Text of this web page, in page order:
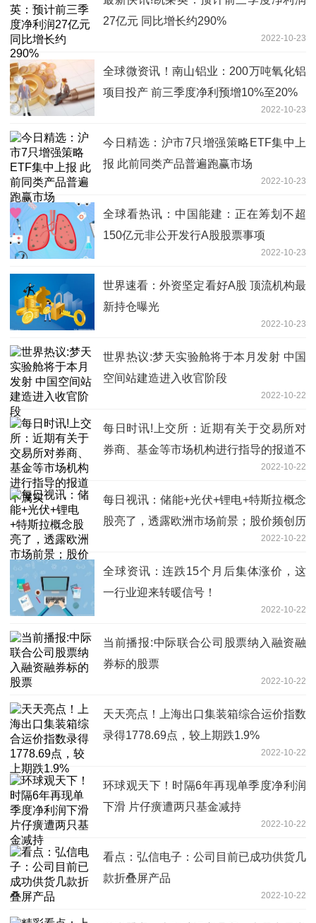
27亿元 同比增长约290%
2022-10-23
全球微资讯！南山铝业：200万吨氧化铝
项目投产 前三季度净利预增10%至20%
2022-10-23
今日精选：沪市7只增强策略ETF集中上
报 此前同类产品普遍跑赢市场
2022-10-23
全球看热讯：中国能建：正在筹划不超
150亿元非公开发行A股股票事项
2022-10-23
世界速看：外资坚定看好A股 顶流机构最
新持仓曝光
2022-10-23
世界热议:梦天实验舱将于本月发射 中国
空间站建造进入收官阶段
2022-10-22
每日时讯!上交所：近期有关于交易所对
券商、基金等市场机构进行指导的报道不
2022-10-22
每日视讯：储能+光伏+锂电+特斯拉概念
股亮了，透露欧洲市场前景；股价频创历
2022-10-22
全球资讯：连跌15个月后集体涨价，这
一行业迎来转暖信号！
2022-10-22
当前播报:中际联合公司股票纳入融资融
券标的股票
2022-10-22
天天亮点！上海出口集装箱综合运价指数
录得1778.69点，较上期跌1.9%
2022-10-22
环球观天下！时隔6年再现单季度净利润
下滑 片仔癀遭两只基金减持
2022-10-22
看点：弘信电子：公司目前已成功供货几
款折叠屏产品
2022-10-22